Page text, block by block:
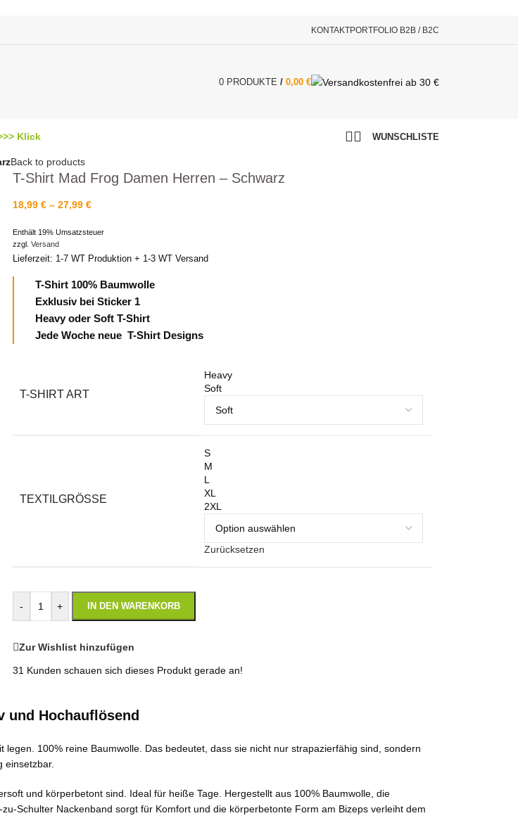
KONTAKTPORTFOLIO B2B / B2C
0 PRODUKTE / 0,00 €
Klick WUNSCHLISTE
Back to products
T-Shirt Mad Frog Damen Herren – Schwarz
18,99 € – 27,99 €
Enthält 19% Umsatzsteuer
zzgl. Versand
Lieferzeit: 1-7 WT Produktion + 1-3 WT Versand
T-Shirt 100% Baumwolle
Exklusiv bei Sticker 1
Heavy oder Soft T-Shirt
Jede Woche neue T-Shirt Designs
T-SHIRT ART
Heavy
Soft
TEXTILGRÖSSE
S
M
L
XL
2XL
Zurücksetzen
- + IN DEN WARENKORB
Zur Wishlist hinzufügen
31 Kunden schauen sich dieses Produkt gerade an!
Hochauflösend
100% reine Baumwolle. Das bedeutet, dass sie nicht nur strapazierfähig sind, sondern
einsetzbar.
und körperbetont sind. Ideal für heiße Tage. Hergestellt aus 100% Baumwolle, die
Schulter Nackenband sorgt für Komfort und die körperbetonte Form am Bizeps verleiht dem